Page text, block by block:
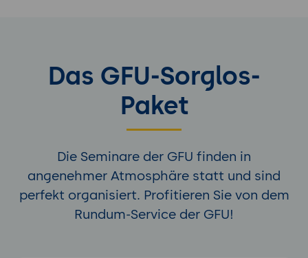
Das GFU-Sorglos-
Paket
Die Seminare der GFU finden in
angenehmer Atmosphäre statt und sind
perfekt organisiert. Profitieren Sie von dem
Rundum-Service der GFU!